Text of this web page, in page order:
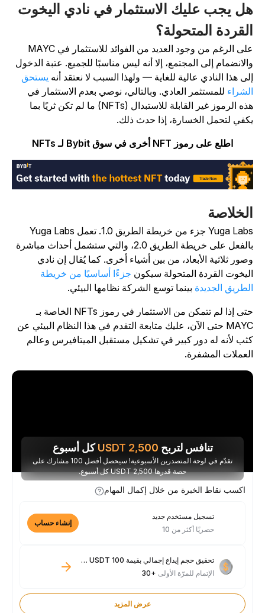
يجب عليك الاستثمار في نادي اليخوت
المتحولة؟
على الرغم من وجود العديد من الفوائد للاستثمار في MAYC
إلى المجتمع، إلا أنه ليس مناسبًا للجميع. عتبة الدخول
هذا النادي عالية للغاية — ولهذا السبب لا نعتقد أنه يستحق
للمستثمر العادي. وبالتالي، نوصي بعدم الاستثمار في
هذه الرموز غير القابلة للاستبدال (NFTs) ما لم تكن ثريًا بما
لتحمل الخسارة، إذا حدث ذلك.
اطلع على رموز NFT أخرى في سوق Bybit لـ NFTs
Yuga Labs جزء من خريطة الطريق 1.0. تعمل Yuga Labs
بالفعل على خريطة الطريق 2.0، والتي ستشمل أحداث مباشرة
ثلاثية الأبعاد، من بين أشياء أخرى. كما يُقال إن نادي
القردة المتحولة سيكونجزءًا أساسيًا من خريطة
الجديدةبينما توسع الشركة نظامها البيئي.
حتى إذا لم تتمكن من الاستثمار في رموز NFTs الخاصة بـ
MAYC حتى الآن، عليك متابعة التقدم في هذا النظام البيئي عن
لأنه له دور كبير في تشكيل مستقبل الميتافيرس وعالم
المشفرة.
تنافس لتربح 2,500
USDTكل أسبوع
تقدّم في لوحة المتصدرين الأسبوعية! سيحصل أفضل 100 مشارك على
حصة قدرها 2,500 USDT كل أسبوع.
اكسب نقاط الخبرة من خلال إكمال المهام
تسجيل مستخدم جديد
حصريًا أكثر من 10
إنشاء حساب
تحقيق حجم إيداع إجمالي بقيمة 100 USDT فأكثر
الإتمام للمرّة الأولى+30
عرض المزيد